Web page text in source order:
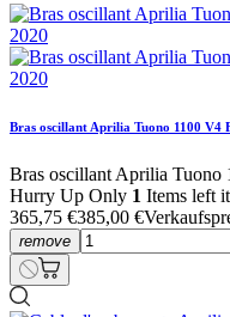
Bras oscillant Aprilia Tuono 1100 V4
Bras oscillant Aprilia Tuono
Hurry Up Only 1 Items left
365,75 €385,00 €
remove